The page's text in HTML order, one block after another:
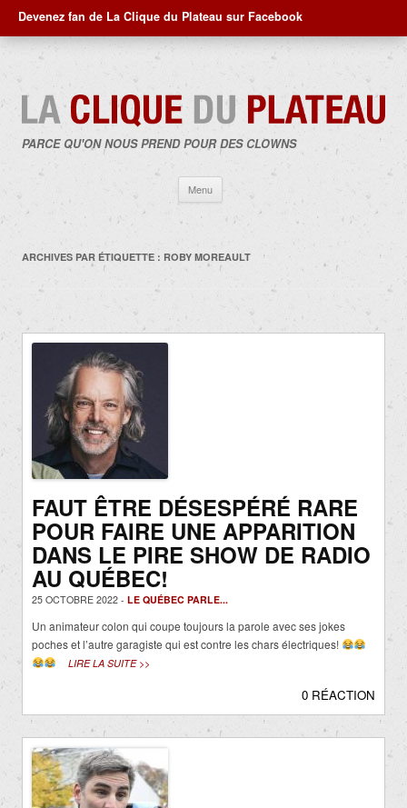
Devenez fan de La Clique du Plateau sur Facebook
PARCE QU'ON NOUS PREND POUR DES CLOWNS
Menu
contenu
ARCHIVES PAR ÉTIQUETTE : ROBY MOREAULT
FAUT ÊTRE DÉSESPÉRÉ RARE
POUR FAIRE UNE APPARITION
DANS LE PIRE SHOW DE RADIO
AU QUÉBEC!
25 OCTOBRE 2022 - LE QUÉBEC PARLE...
Un animateur colon qui coupe toujours la parole avec ses jokes
poches et l’autre garagiste qui est contre les chars électriques!
LIRE LA SUITE >>
0 RÉACTION